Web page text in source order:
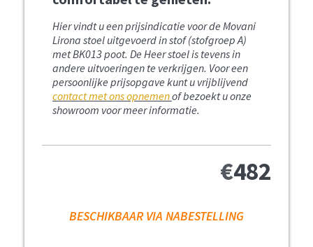
Hier vindt u een prijsindicatie voor de Movani
Lirona stoel uitgevoerd in stof (stofgroep A)
met BK013 poot. De Heer stoel is tevens in
andere uitvoeringen te verkrijgen. Voor een
persoonlijke prijsopgave kunt u vrijblijvend
contact met ons opnemenof bezoekt u onze
showroom voor meer informatie.
€482
BESCHIKBAAR VIA NABESTELLING